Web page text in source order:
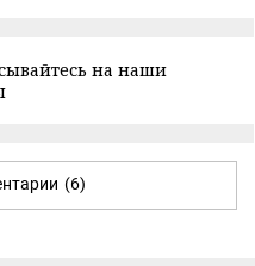
на наши
(6)